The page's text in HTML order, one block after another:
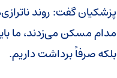
پزشکیان گفت: روند
مدام مسکن می‌زدند، ما
بلکه صرفاً برداشت داریم.